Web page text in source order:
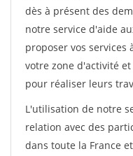
dès à présent des
notre service d'aide
proposer vos
votre zone d'activité
pour réaliser leurs
L'utilisation de notre
relation avec des
dans toute la France